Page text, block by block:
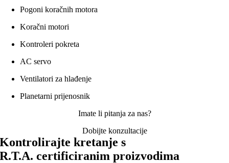
Pogonikoračnih motora
Koračni motori
Kontroleri pokreta
ACservo
Ventilatori za hlađenje
Planetarni prijenosnik
Imate li pitanja za nas?
Dobijte konzultacije
Kontrolirajte kretanje s
R.T.A. certificiranim proizvodima